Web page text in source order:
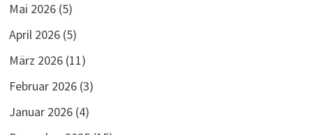
Mai 2026 (5)
April 2026 (5)
März 2026 (11)
Februar 2026 (3)
Januar 2026 (4)